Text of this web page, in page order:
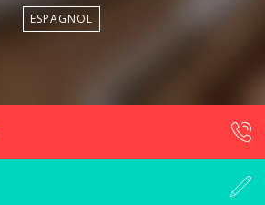
ESPAGNOL